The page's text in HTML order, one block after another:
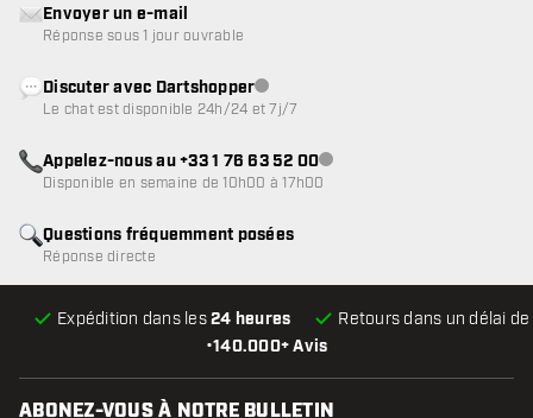
•140.000+ Avis
Expédition dans les24 heures Retours dans un délai de
Questions fréquemment posées
Réponse directe
Envoyer un e-mail
Réponse sous 1 jour ouvrable
Discuter avec DartshopperService client indisponible
Le chat est disponible 24h/24 et 7j/7
Appelez-nous au +33 1 76 63 52 00Service client indisponible
Disponible en semaine de 10h00 à 17h00
ABONEZ-VOUS À NOTRE BULLETIN